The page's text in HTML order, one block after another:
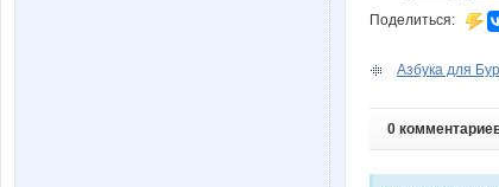
Поделиться:
Азбука для
0